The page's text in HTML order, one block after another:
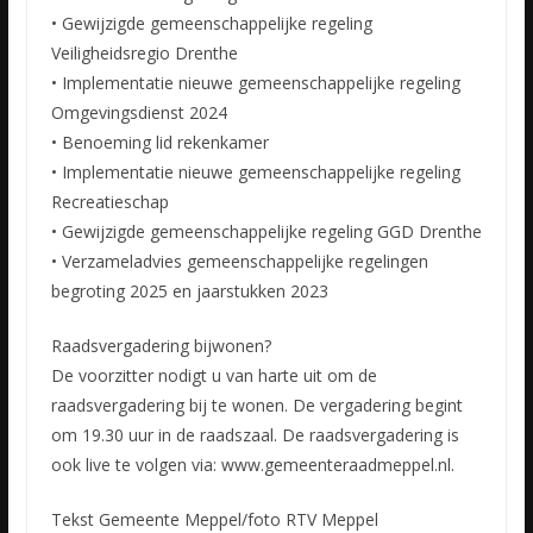
• Gewijzigde gemeenschappelijke regeling
Veiligheidsregio Drenthe
• Implementatie nieuwe gemeenschappelijke regeling
Omgevingsdienst 2024
• Benoeming lid rekenkamer
• Implementatie nieuwe gemeenschappelijke regeling
Recreatieschap
• Gewijzigde gemeenschappelijke regeling GGD Drenthe
• Verzameladvies gemeenschappelijke regelingen
begroting 2025 en jaarstukken 2023
Raadsvergadering bijwonen?
De voorzitter nodigt u van harte uit om de
raadsvergadering bij te wonen. De vergadering begint
om 19.30 uur in de raadszaal. De raadsvergadering is
ook live te volgen via: www.gemeenteraadmeppel.nl.
Tekst Gemeente Meppel/foto RTV Meppel